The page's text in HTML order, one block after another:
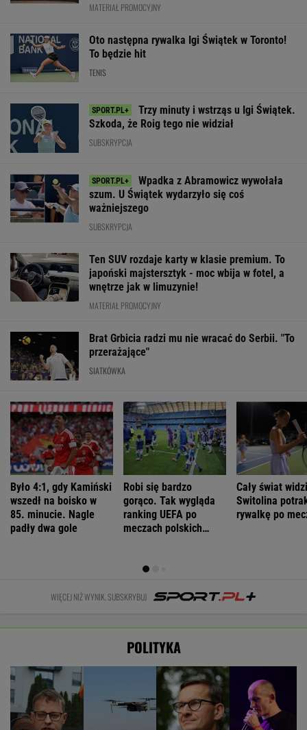
MATERIAŁ PROMOCYJNY
Oto następna rywalka Igi Świątek w Toronto!
To będzie hit
TENIS
Trzy minuty i wstrząs u Igi Świątek.
Szkoda, że Roig tego nie widział
SUBSKRYPCJA
Wpadka z Abramowicz wywołała
szum. U Świątek wydarzyło się coś
ważniejszego
SUBSKRYPCJA
Ten SUV rozdaje karty w klasie premium. To
japoński majstersztyk - moc wbija w fotel, a
wnętrze jak w limuzynie!
MATERIAŁ PROMOCYJNY
Brat Grbicia radzi mu nie wracać do Serbii. "To
przerażające"
SIATKÓWKA
Było 4:1, gdy Kamiński
wszedł na boisko w
85. minucie. Nagle
padły dwa gole
Robi się bardzo
gorąco. Tak wygląda
ranking UEFA po
meczach polskich
Cały świat
Switolina
rywalkę po
WIĘCEJ NIŻ WYNIK. SUBSKRYBUJ
POLITYKA